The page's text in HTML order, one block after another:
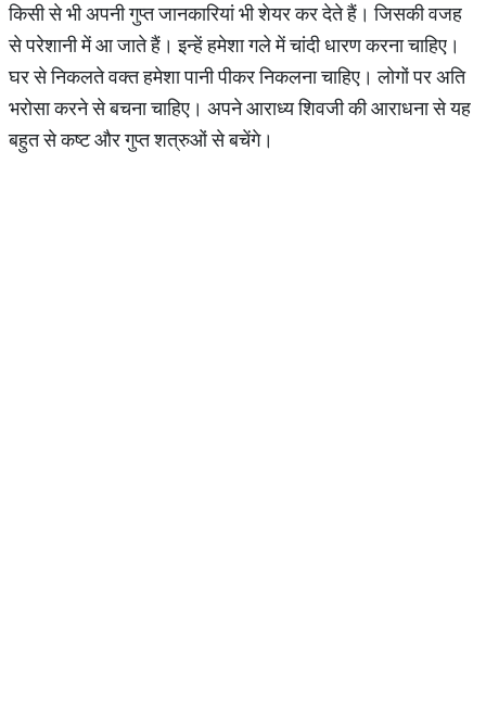
किसी से भी अपनी गुप्त जानकारियां भी शेयर कर देते हैं। जिसकी वजह
से परेशानी में आ जाते हैं। इन्हें हमेशा गले में चांदी धारण करना चाहिए।
घर से निकलते वक्त हमेशा पानी पीकर निकलना चाहिए। लोगों पर अति
भरोसा करने से बचना चाहिए। अपने आराध्य शिवजी की आराधना से यह
बहुत से कष्ट और गुप्त शत्रुओं से बचेंगे।